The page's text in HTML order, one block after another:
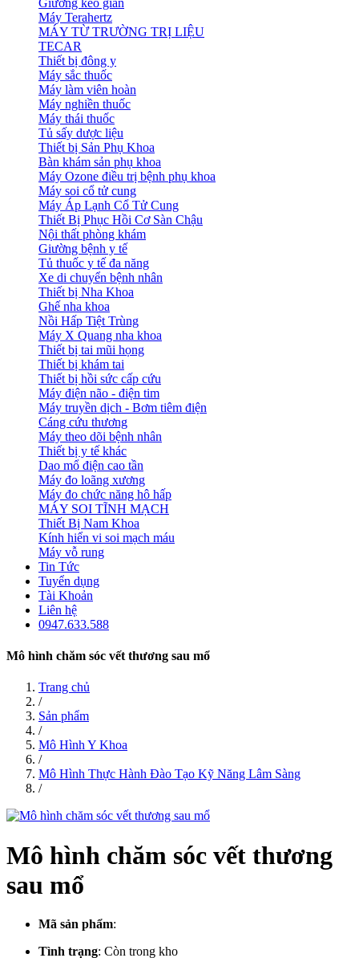
Máy Terahertz
MÁY TỪ TRƯỜNG TRỊ LIỆU
TECAR
Thiết bị đông y
Máy sắc thuốc
Máy làm viên hoàn
Máy nghiền thuốc
Máy thái thuốc
Tủ sấy dược liệu
Thiết bị Sản Phụ Khoa
Bàn khám sản phụ khoa
Máy Ozone điều trị bệnh phụ khoa
Máy soi cổ tử cung
Máy Áp Lạnh Cổ Tử Cung
Thiết Bị Phục Hồi Cơ Sàn Chậu
Nội thất phòng khám
Giường bệnh y tế
Tủ thuốc y tế đa năng
Xe di chuyển bệnh nhân
Thiết bị Nha Khoa
Ghế nha khoa
Nồi Hấp Tiệt Trùng
Máy X Quang nha khoa
Thiết bị tai mũi họng
Thiết bị khám tai
Thiết bị hồi sức cấp cứu
Máy điện não - điện tim
Máy truyền dịch - Bơm tiêm điện
Cáng cứu thương
Máy theo dõi bệnh nhân
Thiết bị y tế khác
Dao mổ điện cao tần
Máy đo loãng xương
Máy đo chức năng hô hấp
MÁY SOI TĨNH MẠCH
Thiết Bị Nam Khoa
Kính hiển vi soi mạch máu
Máy vỗ rung
Tin Tức
Tuyển dụng
Tài Khoản
Liên hệ
0947.633.588
Mô hình chăm sóc vết thương sau mổ
Trang chủ
/
Sản phẩm
/
Mô Hình Y Khoa
/
Mô Hình Thực Hành Đào Tạo Kỹ Năng Lâm Sàng
/
Mô hình chăm sóc vết thương
sau mổ
Mã sản phẩm:
Tình trạng: Còn trong kho